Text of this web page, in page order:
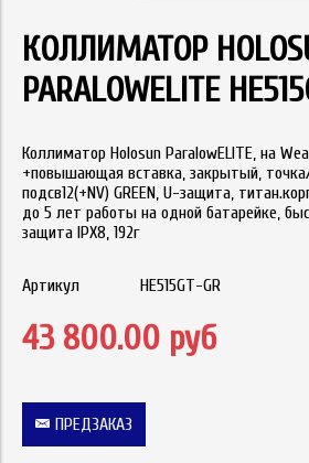
КОЛЛИМАТОР
PARALOWELITE
Коллиматор Holosun ParalowELITE, на
+повышающая вставка, закрытый,
подсв12(+NV) GREEN, U-защита,
до 5 лет работы на одной батарейке,
защита IPX8, 192г
Артикул HE515GT-GR
43 800.00 руб
ПРЕДЗАКАЗ